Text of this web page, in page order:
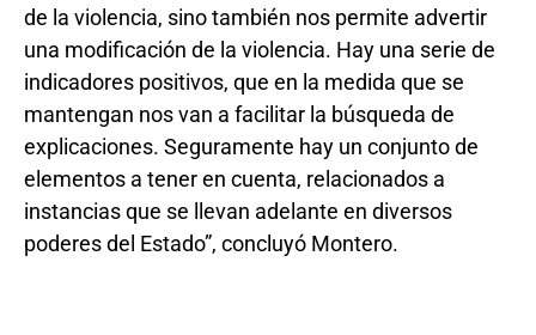
de la violencia, sino también nos permite advertir
una modificación de la violencia. Hay una serie de
indicadores positivos, que en la medida que se
mantengan nos van a facilitar la búsqueda de
explicaciones. Seguramente hay un conjunto de
elementos a tener en cuenta, relacionados a
instancias que se llevan adelante en diversos
poderes del Estado”, concluyó Montero.